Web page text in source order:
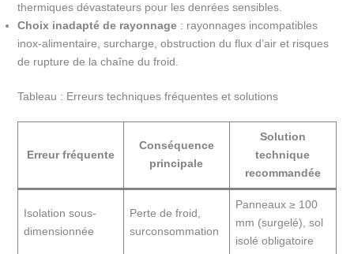
thermiques dévastateurs pour les denrées sensibles.
Choix inadapté de rayonnage: rayonnages incompatibles
inox-alimentaire, surcharge, obstruction du flux d’air et risques
de rupture de la chaîne du froid.
Tableau : Erreurs techniques fréquentes et solutions
Erreur fréquente
Conséquence
principale
Solution
technique
recommandée
Isolation sous-
dimensionnée
Perte de froid,
surconsommation
Panneaux ≥ 100
mm (surgelé), sol
isolé obligatoire